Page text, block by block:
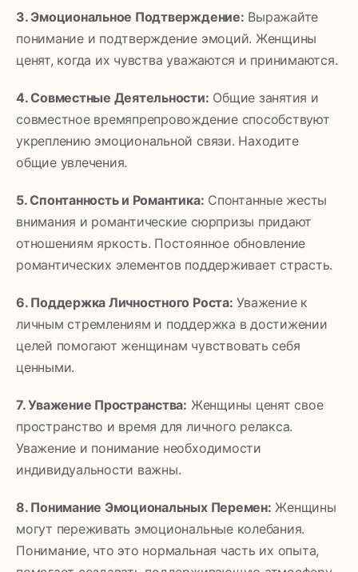
3. Эмоциональное Подтверждение: Выражайте
понимание и подтверждение эмоций. Женщины
ценят, когда их чувства уважаются и принимаются.
4. Совместные Деятельности: Общие занятия и
совместное времяпрепровождение способствуют
укреплению эмоциональной связи. Находите
общие увлечения.
5. Спонтанность и Романтика: Спонтанные жесты
внимания и романтические сюрпризы придают
отношениям яркость. Постоянное обновление
романтических элементов поддерживает страсть.
6. Поддержка Личностного Роста: Уважение к
личным стремлениям и поддержка в достижении
целей помогают женщинам чувствовать себя
ценными.
7. Уважение Пространства: Женщины ценят свое
пространство и время для личного релакса.
Уважение и понимание необходимости
индивидуальности важны.
8. Понимание Эмоциональных Перемен: Женщины
могут переживать эмоциональные колебания.
Понимание, что это нормальная часть их опыта,